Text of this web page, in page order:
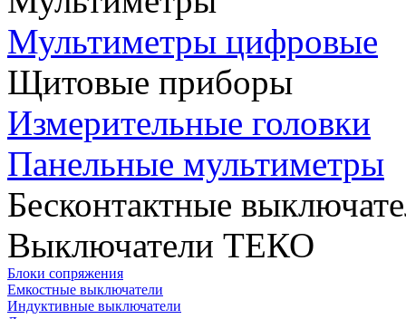
Мультиметры цифровые
Щитовые приборы
Измерительные головки
Панельные мультиметры
Бесконтактные
Выключатели ТЕКО
Блоки сопряжения
Емкостные выключатели
Индуктивные выключатели